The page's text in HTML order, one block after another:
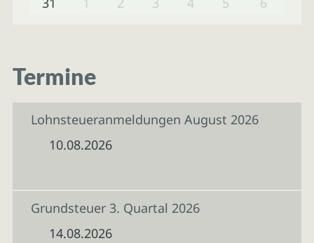
Termine
Lohnsteueranmeldungen August 2026
10.08.2026
Grundsteuer 3. Quartal 2026
14.08.2026